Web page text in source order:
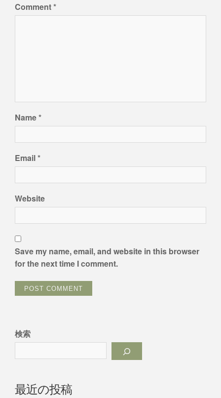
Comment*
Name*
Email*
Website
Save my name, email, and website in this browser
for the next time I comment.
検索
最近の投稿